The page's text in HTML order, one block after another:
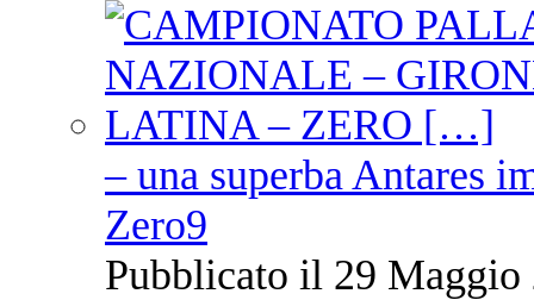
– una superba Antares
Zero9
Pubblicato il 29 Maggio